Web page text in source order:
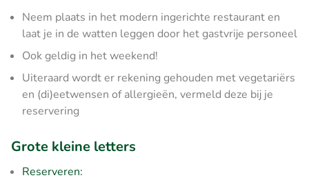
Neem plaats in het modern ingerichte restaurant en
laat je in de watten leggen door het gastvrije personeel
Ook geldig in het weekend!
Uiteraard wordt er rekening gehouden met vegetariërs
en (di)eetwensen of allergieën, vermeld deze bij je
reservering
Grote kleine letters
Reserveren: